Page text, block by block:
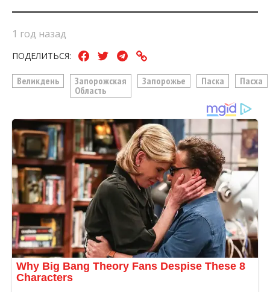
1 год назад
ПОДЕЛИТЬСЯ:
Великдень
Запорожская
Область
Запорожье Паска Пасха